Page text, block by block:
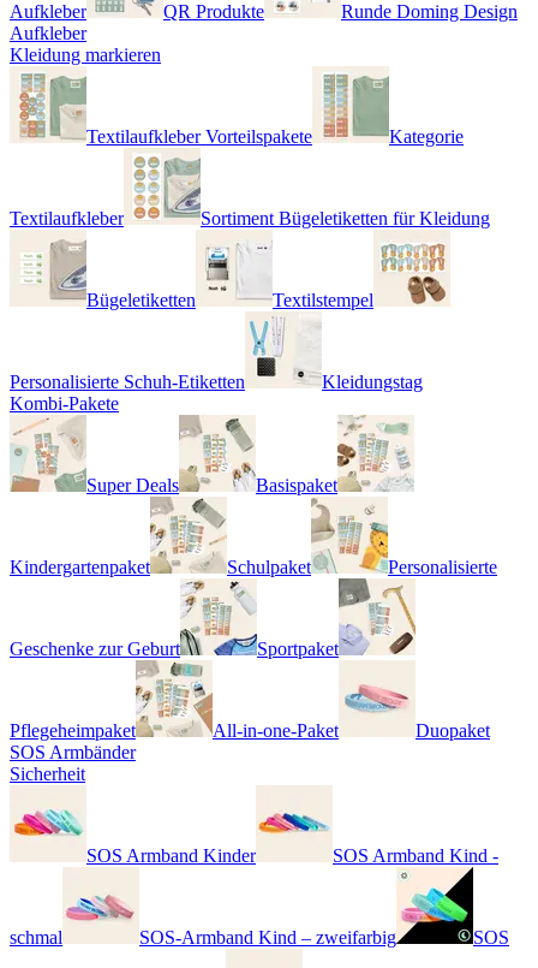
Aufkleber QR Produkte
Runde Doming Design
Aufkleber
Kleidung markieren
Textilaufkleber Vorteilspakete Kategorie
Textilaufkleber Sortiment Bügeletiketten für Kleidung
Bügeletiketten Textilstempel
Personalisierte Schuh-Etiketten
Kleidungstag
Kombi-Pakete
Super Deals Basispaket
Kindergartenpaket Schulpaket Personalisierte
Geschenke zur Geburt Sportpaket
Pflegeheimpaket All-in-one-Paket
Duopaket
SOS Armbänder
Sicherheit
SOS Armband Kinder SOS Armband Kind -
schmal SOS-Armband Kind – zweifarbig SOS